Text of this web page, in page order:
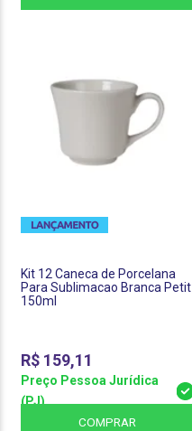
Kit 12 Caneca de Porcelana
Para Sublimacao Branca Petit
150ml
R$ 159,11
Preço Pessoa Jurídica
(PJ)
COMPRAR